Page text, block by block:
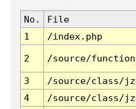
No. File
1
/index.php
2 /source/
3 /source/class/
4
/source/class/